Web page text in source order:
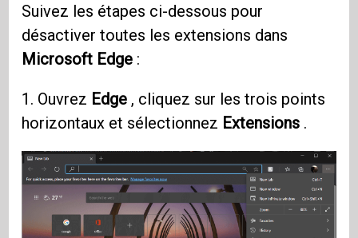
Suivez les étapes ci-dessous pour
désactiver toutes les extensions dans
Microsoft Edge :
1. Ouvrez Edge , cliquez sur les trois points
horizontaux et sélectionnez Extensions .